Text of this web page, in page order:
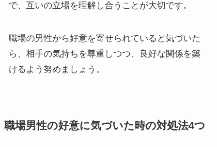
で、互いの立場を理解し合うことが大切です。
職場の男性から好意を寄せられていると気づいた
ら、相手の気持ちを尊重しつつ、良好な関係を築
けるよう努めましょう。
職場男性の好意に気づいた時の対処法4つ